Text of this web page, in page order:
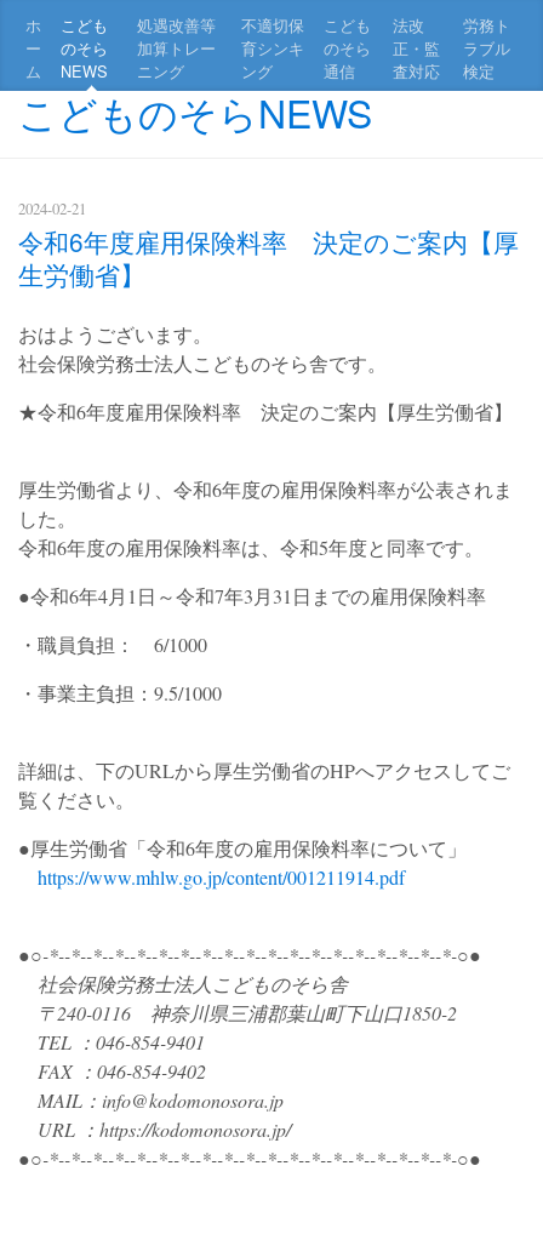
ホ
ー
ム
こども
のそら
NEWS
処遇改善等
加算トレー
ニング
不適切保
育シンキ
ング
こども
のそら
通信
法改
正・監
査対応
労務ト
ラブル
検定
こどものそらNEWS
2024-02-21
令和6年度雇用保険料率 決定のご案内【厚
生労働省】
おはようございます。
社会保険労務士法人こどものそら舎です。
★令和6年度雇用保険料率 決定のご案内【厚生労働省】
厚生労働省より、令和6年度の雇用保険料率が公表されま
した。
令和6年度の雇用保険料率は、令和5年度と同率です。
●令和6年4月1日～令和7年3月31日までの雇用保険料率
・職員負担： 6/1000
・事業主負担：9.5/1000
詳細は、下のURLから厚生労働省のHPへアクセスしてご
覧ください。
●厚生労働省「令和6年度の雇用保険料率について」
https://www.mhlw.go.jp/content/001211914.pdf
●○-*--*--*--*--*--*--*--*--*--*--*--*--*--*--*--*--*--*--*-○●
社会保険労務士法人こどものそら舎
〒240-0116 神奈川県三浦郡葉山町下山口1850-2
TEL ：046-854-9401
FAX ：046-854-9402
MAIL：info@kodomonosora.jp
URL ：https://kodomonosora.jp/
●○-*--*--*--*--*--*--*--*--*--*--*--*--*--*--*--*--*--*--*-○●